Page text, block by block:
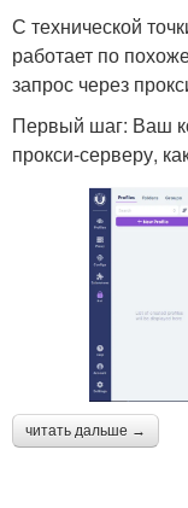
С технической
работает по
запрос через
Первый шаг: Ваш
прокси-серверу,
читать дальше →